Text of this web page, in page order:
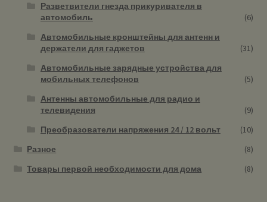
Разветвители гнезда прикуривателя в
автомобиль
(6)
Автомобильные кронштейны для антенн и
держатели для гаджетов
(31)
Автомобильные зарядные устройства для
мобильных телефонов
(5)
Антенны автомобильные для радио и
телевидения
(9)
Преобразователи напряжения 24 / 12 вольт
(10)
Разное
(8)
Товары первой необходимости для дома
(8)